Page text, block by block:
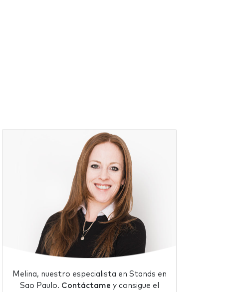
Melina, nuestro especialista en Stands en
Sao Paulo. Contáctame y consigue el